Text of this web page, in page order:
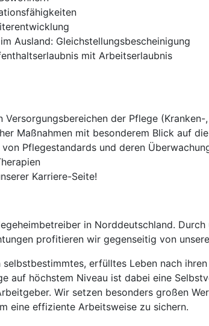
Ausland: Gleichstellungsbescheinigung
mit Arbeitserlaubnis
Versorgungsbereichen der Pflege
Maßnahmen mit besonderem Blick auf
Pflegestandards und deren
Karriere-Seite!
in Norddeutschland.
profitieren wir gegenseitig von
erfülltes Leben nach
auf höchstem Niveau ist dabei eine
Wir setzen besonders großen
eine effiziente Arbeitsweise zu sichern.